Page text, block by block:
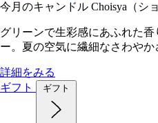
今月のキャンドル Choisya（シ
グリーンで生彩感にあふれた
ー。夏の空気に繊細なさわやか
詳細をみる
ギフト
ギフト